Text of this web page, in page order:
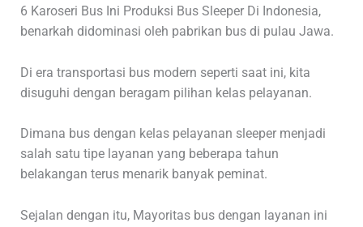
6 Karoseri Bus Ini Produksi Bus Sleeper Di Indonesia,
benarkah didominasi oleh pabrikan bus di pulau Jawa.
Di era transportasi bus modern seperti saat ini, kita
disuguhi dengan beragam pilihan kelas pelayanan.
Dimana bus dengan kelas pelayanan sleeper menjadi
salah satu tipe layanan yang beberapa tahun
belakangan terus menarik banyak peminat.
Sejalan dengan itu, Mayoritas bus dengan layanan ini